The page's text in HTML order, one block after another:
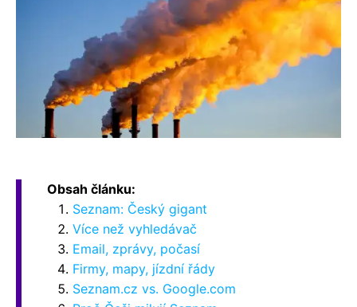
Obsah článku:
Seznam: Český gigant
Více než vyhledávač
Email, zprávy, počasí
Firmy, mapy, jízdní řády
Seznam.cz vs. Google.com